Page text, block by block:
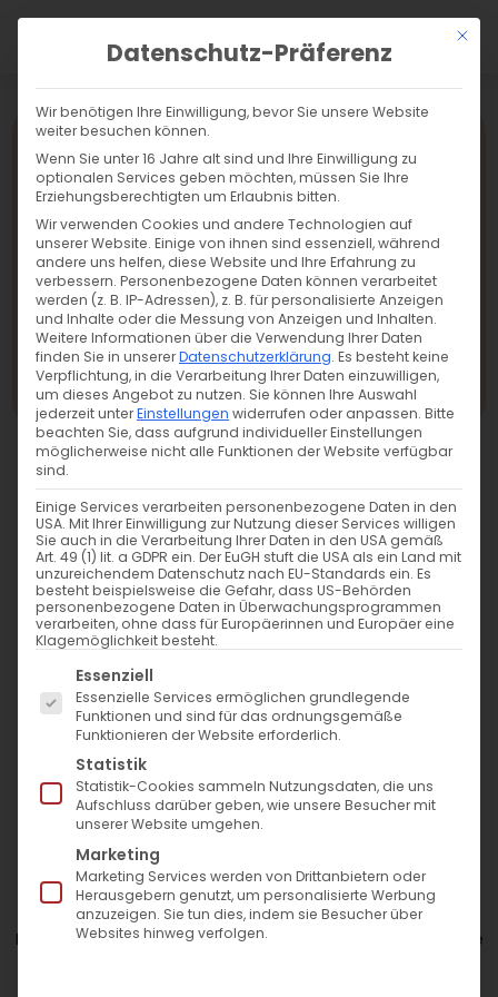
Übersicht
Nur qualifizierte Ärzte
Juvederm Exklusiv Praxis
Auswahl der besten
Hyaluron-Brands
Exklusive Standortlage
Lippenunterspritzung
Du wünschst dir mehr Volumen, eine schönere Kontur
oder einfach einen frischeren Look für deine Lippen?
Mit einer Hyaluron-Unterspritzung lassen sich Form und Fülle
Mit
Datenschutz-Präferenz
Wir benötigen Ihre Einwilligung, bevor Sie unsere Website
weiter besuchen können.
Wenn Sie unter 16 Jahre alt sind und Ihre Einwilligung zu
optionalen Services geben möchten, müssen Sie Ihre
Erziehungsberechtigten um Erlaubnis bitten.
Wir verwenden Cookies und andere Technologien auf
unserer Website. Einige von ihnen sind essenziell, während
andere uns helfen, diese Website und Ihre Erfahrung zu
verbessern. Personenbezogene Daten können verarbeitet
werden (z. B. IP-Adressen), z. B. für personalisierte Anzeigen
und Inhalte oder die Messung von Anzeigen und Inhalten.
Weitere Informationen über die Verwendung Ihrer Daten
finden Sie in unsererDatenschutzerklärung. Es besteht keine
Verpflichtung, in die Verarbeitung Ihrer Daten einzuwilligen,
um dieses Angebot zu nutzen. Sie können Ihre Auswahl
jederzeit unterEinstellungen widerrufen oder anpassen. Bitte
beachten Sie, dass aufgrund individueller Einstellungen
möglicherweise nicht alle Funktionen der Website verfügbar
sind.
Einige Services verarbeiten personenbezogene Daten in den
USA. Mit Ihrer Einwilligung zur Nutzung dieser Services willigen
Sie auch in die Verarbeitung Ihrer Daten in den USA gemäß
Art. 49 (1) lit. a GDPR ein. Der EuGH stuft die USA als ein Land mit
unzureichendem Datenschutz nach EU-Standards ein. Es
besteht beispielsweise die Gefahr, dass US-Behörden
personenbezogene Daten in Überwachungsprogrammen
verarbeiten, ohne dass für Europäerinnen und Europäer eine
Klagemöglichkeit besteht.
Es folgt eine Liste der Service-Gruppen, für die eine
Essenziell
Essenzielle Services ermöglichen grundlegende
Funktionen und sind für das ordnungsgemäße
Funktionieren der Website erforderlich.
Statistik
Statistik-Cookies sammeln Nutzungsdaten, die uns
Aufschluss darüber geben, wie unsere Besucher mit
unserer Website umgehen.
Marketing
Marketing Services werden von Drittanbietern oder
Herausgebern genutzt, um personalisierte Werbung
anzuzeigen. Sie tun dies, indem sie Besucher über
Websites hinweg verfolgen.